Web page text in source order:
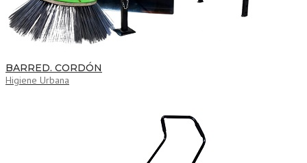
BARRED. CORDÓN
Higiene Urbana